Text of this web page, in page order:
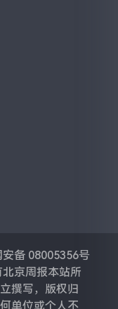
安备 08005356号
北京周报本站所
撰写，版权归
单位或个人不